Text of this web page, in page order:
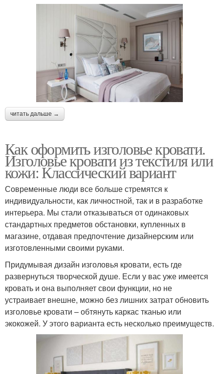
читать дальше →
Как оформить изголовье кровати.
Изголовье кровати из текстиля или
кожи: Классический вариант
Современные люди все больше стремятся к
индивидуальности, как личностной, так и в разработке
интерьера. Мы стали отказываться от одинаковых
стандартных предметов обстановки, купленных в
магазине, отдавая предпочтение дизайнерским или
изготовленными своими руками.
Придумывая дизайн изголовья кровати, есть где
развернуться творческой душе. Если у вас уже имеется
кровать и она выполняет свои функции, но не
устраивает внешне, можно без лишних затрат обновить
изголовье кровати – обтянуть каркас тканью или
экокожей. У этого варианта есть несколько преимуществ.